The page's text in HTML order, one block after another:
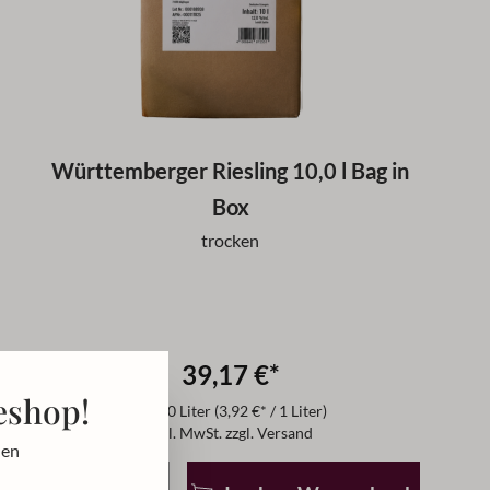
zu reduzieren.die Schaltflächen um die Anzahl zu erhöhen
Württemberger Riesling 10,0 l Bag in
Box
trocken
39,17 €*
10 Liter (3,92 €* / 1 Liter)
inkl. MwSt. zzgl. Versand